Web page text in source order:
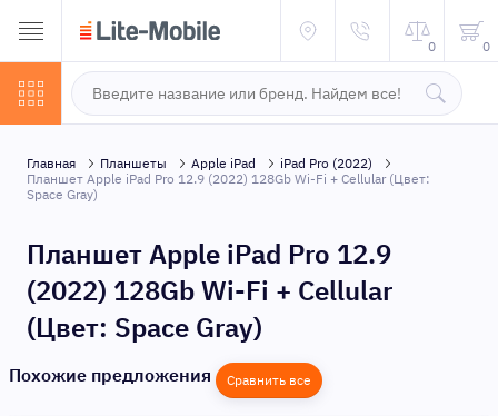
0 0
Главная Планшеты Apple iPad
iPad Pro (2022)
Планшет Apple iPad Pro 12.9 (2022) 128Gb Wi-Fi + Cellular (Цвет:
Space Gray)
Планшет Apple iPad Pro 12.9
(2022) 128Gb Wi-Fi + Cellular
(Цвет: Space Gray)
Похожие предложения Сравнить все